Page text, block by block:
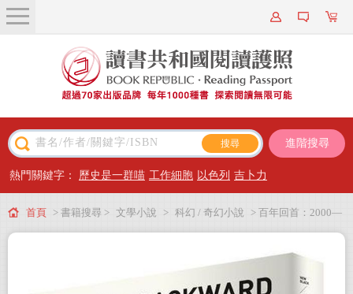
關於我們
近期新書
主題閱讀
出版專區
會員專屬
進階搜尋
熱門關鍵字： 歷史是一群喵 工作細胞 以色列 吉卜力
首頁 > 書籍搜尋 > 文學小說 > 科幻 / 奇幻小說 > 百年回首：2000—
1887——烏托邦小說經典，形塑十九世紀人民對未來美好想像的定錨之作（繁